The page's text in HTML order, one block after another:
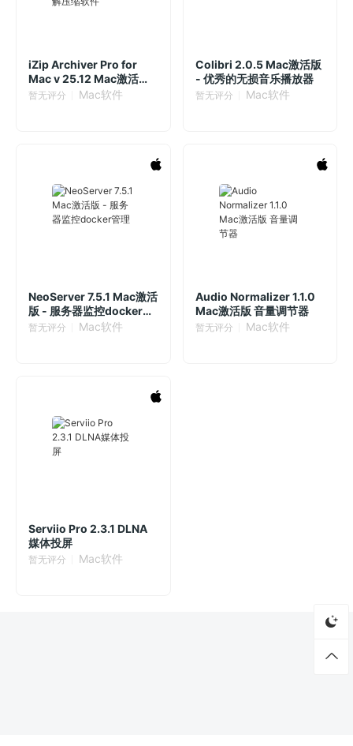
iZip Archiver Pro for
Mac v 25.12 Mac激活版
解压缩软件
暂无评分 Mac软件
Colibri 2.0.5 Mac激活版
- 优秀的无损音乐播放器
暂无评分 Mac软件
NeoServer 7.5.1 Mac激活
版 - 服务器监控docker管
理
暂无评分 Mac软件
Audio Normalizer 1.1.0
Mac激活版 音量调节器
暂无评分 Mac软件
Serviio Pro 2.3.1 DLNA
媒体投屏
暂无评分 Mac软件